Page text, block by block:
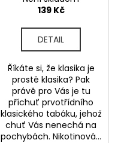
139 Kč
DETAIL
Říkáte si, že klasika je
prostě klasika? Pak
právě pro Vás je tu
příchuť prvotřídního
klasického tabáku, jehož
chuť Vás nenechá na
pochybách. Nikotinová...